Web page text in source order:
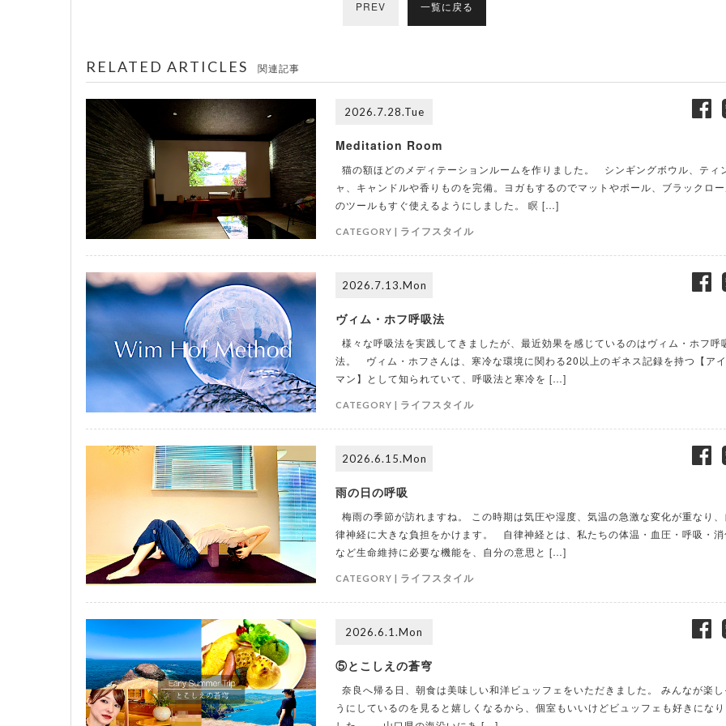
PREV 一覧に戻る
RELATED ARTICLES 関連記事
2026.7.28.Tue
Meditation Room
猫の額ほどのメディテーションルームを作りました。 シンギングボウル、ティ
ャ、キャンドルや香りものを完備。ヨガもするのでマットやポール、ブラックロ
のツールもすぐ使えるようにしました。 瞑 […]
CATEGORY | ライフスタイル
2026.7.13.Mon
ヴィム・ホフ呼吸法
様々な呼吸法を実践してきましたが、最近効果を感じているのはヴィム・ホフ呼
法。 ヴィム・ホフさんは、寒冷な環境に関わる20以上のギネス記録を持つ【ア
マン】として知られていて、呼吸法と寒冷を […]
CATEGORY | ライフスタイル
2026.6.15.Mon
雨の日の呼吸
梅雨の季節が訪れますね。 この時期は気圧や湿度、気温の急激な変化が重なり、
律神経に大きな負担をかけます。 自律神経とは、私たちの体温・血圧・呼吸・消
など生命維持に必要な機能を、自分の意思と […]
CATEGORY | ライフスタイル
2026.6.1.Mon
⑤とこしえの蒼穹
奈良へ帰る日、朝食は美味しい和洋ビュッフェをいただきました。 みんなが楽し
うにしているのを見ると嬉しくなるから、個室もいいけどビュッフェも好きになり